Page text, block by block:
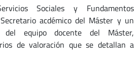
Sociales y Fundamentos
acdémico del Máster y un
del equipo docente del Máster,
de valoración que se detallan a